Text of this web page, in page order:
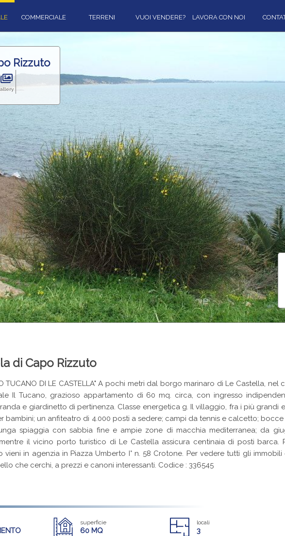
COMMERCIALE TERRENI VUOI VENDERE? LAVORA CON NOI
Rizzuto
di Capo Rizzuto
TUCANO DI LE CASTELLA" A pochi metri dal borgo marinaro di Le Castella,
Il Tucano, grazioso appartamento di 60 mq. circa, con ingresso
e giardinetto di pertinenza. Classe energetica g. Il villaggio, fra i più grandi
bambini; un anfiteatro di 4.000 posti a sedere; campi da tennis e calcetto;
spiaggia con sabbia fine e ampie zone di macchia mediterranea; da
il vicino porto turistico di Le Castella assicura centinaia di posti barca.
vieni in agenzia in Piazza Umberto I° n. 58 Crotone. Per vedere tutti gli
che cerchi, a prezzi e canoni interessanti. Codice : 336545
superficie
60 MQ
locali
3